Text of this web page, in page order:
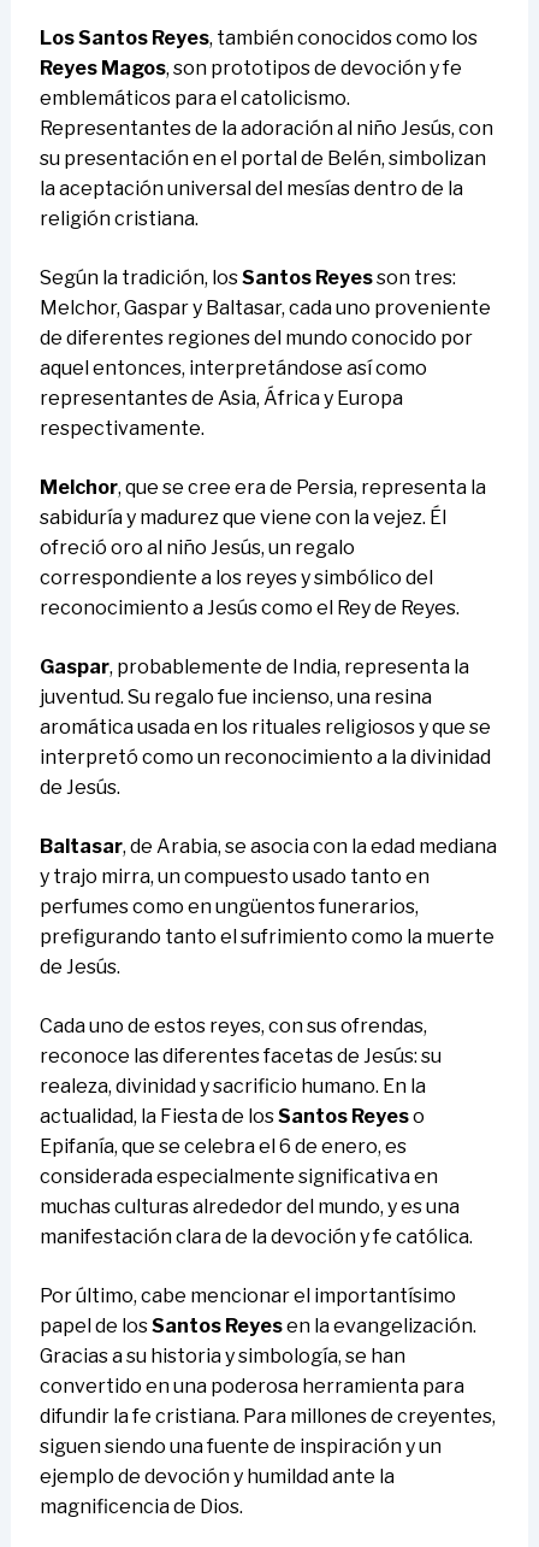
Los Santos Reyes, también conocidos como los
Reyes Magos, son prototipos de devoción y fe
emblemáticos para el catolicismo.
Representantes de la adoración al niño Jesús, con
su presentación en el portal de Belén, simbolizan
la aceptación universal del mesías dentro de la
religión cristiana.
Según la tradición, losSantos Reyesson tres:
Melchor, Gaspar y Baltasar, cada uno proveniente
de diferentes regiones del mundo conocido por
aquel entonces, interpretándose así como
representantes de Asia, África y Europa
respectivamente.
Melchor, que se cree era de Persia, representa la
sabiduría y madurez que viene con la vejez. Él
ofreció oro al niño Jesús, un regalo
correspondiente a los reyes y simbólico del
reconocimiento a Jesús como el Rey de Reyes.
Gaspar, probablemente de India, representa la
juventud. Su regalo fue incienso, una resina
aromática usada en los rituales religiosos y que se
interpretó como un reconocimiento a la divinidad
de Jesús.
Baltasar, de Arabia, se asocia con la edad mediana
y trajo mirra, un compuesto usado tanto en
perfumes como en ungüentos funerarios,
prefigurando tanto el sufrimiento como la muerte
de Jesús.
Cada uno de estos reyes, con sus ofrendas,
reconoce las diferentes facetas de Jesús: su
realeza, divinidad y sacrificio humano. En la
actualidad, la Fiesta de losSantos Reyeso
Epifanía, que se celebra el 6 de enero, es
considerada especialmente significativa en
muchas culturas alrededor del mundo, y es una
manifestación clara de la devoción y fe católica.
Por último, cabe mencionar el importantísimo
papel de losSantos Reyesen la evangelización.
Gracias a su historia y simbología, se han
convertido en una poderosa herramienta para
difundir la fe cristiana. Para millones de creyentes,
siguen siendo una fuente de inspiración y un
ejemplo de devoción y humildad ante la
magnificencia de Dios.